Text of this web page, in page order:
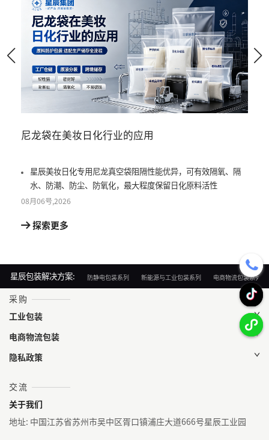
尼龙袋在美妆日化行业的应用
星辰美妆日化专用尼龙真空袋阻隔性能优异，可有效隔氧、隔
水、防潮、防尘、防氧化，最大程度保留日化原料活性
08月06号,2026
探索更多
星辰包装解决方案: 防静电包装系列 新能源与工业包装系列 电商物流包装系列
采购
工业包装
电商物流包装
隐私政策
交流
关于我们
地址: 中国江苏省苏州市吴中区胥口镇浦庄大道666号星辰工业园